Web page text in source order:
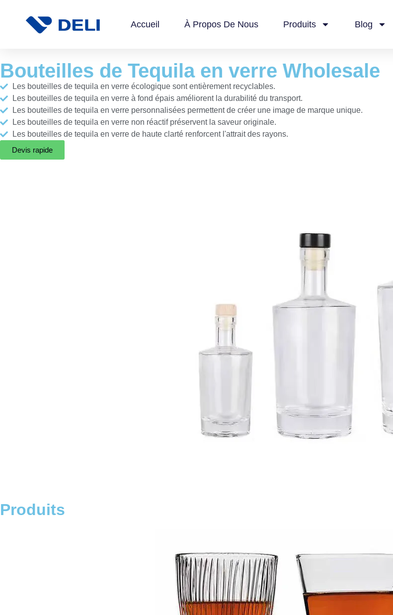
Accueil À Propos De Nous Produits Blog
Bouteilles de Tequila en verre Wholesale
Les bouteilles de tequila en verre écologique sont entièrement recyclables.
Les bouteilles de tequila en verre à fond épais améliorent la durabilité du transport.
Les bouteilles de tequila en verre personnalisées permettent de créer une image de marque unique.
Les bouteilles de tequila en verre non réactif préservent la saveur originale.
Les bouteilles de tequila en verre de haute clarté renforcent l'attrait des rayons.
Devis rapide
Produits